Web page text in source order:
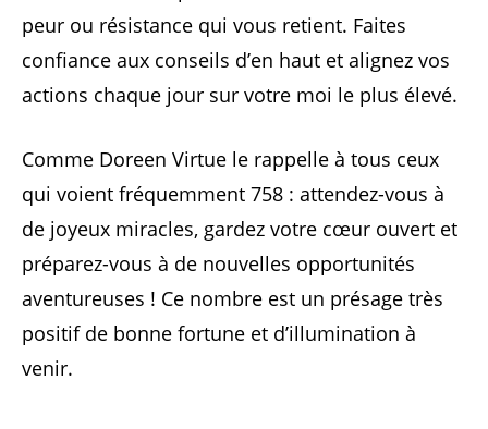
peur ou résistance qui vous retient. Faites
confiance aux conseils d’en haut et alignez vos
actions chaque jour sur votre moi le plus élevé.
Comme Doreen Virtue le rappelle à tous ceux
qui voient fréquemment 758 : attendez-vous à
de joyeux miracles, gardez votre cœur ouvert et
préparez-vous à de nouvelles opportunités
aventureuses ! Ce nombre est un présage très
positif de bonne fortune et d’illumination à
venir.